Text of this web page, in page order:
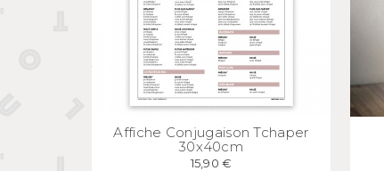
APERÇU RAPIDE
Affiche Conjugaison Tchaper
30x40cm
15,90 €